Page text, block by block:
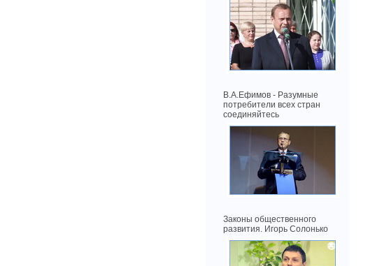
В.А.Ефимов - Разумные
потребители всех стран
соединяйтесь
Законы общественного
развития. Игорь Солонько